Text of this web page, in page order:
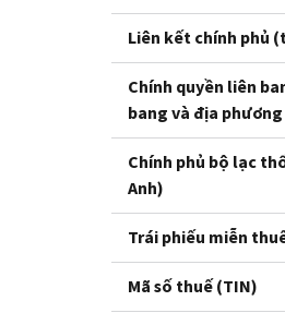
Liên kết chính phủ
Chính quyền liên
bang và địa
Chính phủ bộ lạc
Anh)
Trái phiếu miễn
Mã số thuế (TIN)